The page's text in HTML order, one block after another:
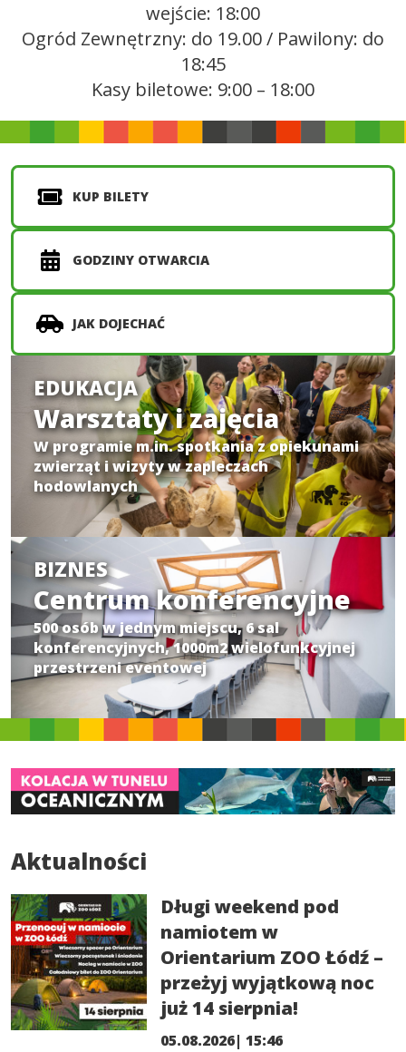
wejście: 18:00
Ogród Zewnętrzny: do 19.00 / Pawilony: do
18:45
Kasy biletowe: 9:00 – 18:00
KUP BILETY
GODZINY OTWARCIA
JAK DOJECHAĆ
EDUKACJA
Warsztaty i zajęcia
W programie m.in. spotkania z opiekunami
zwierząt i wizyty w zapleczach
hodowlanych
BIZNES
Centrum konferencyjne
500 osób w jednym miejscu, 6 sal
konferencyjnych, 1000m2 wielofunkcyjnej
przestrzeni eventowej
Aktualności
Długi weekend pod
namiotem w
Orientarium ZOO Łódź –
przeżyj wyjątkową noc
już 14 sierpnia!
05.08.2026| 15:46